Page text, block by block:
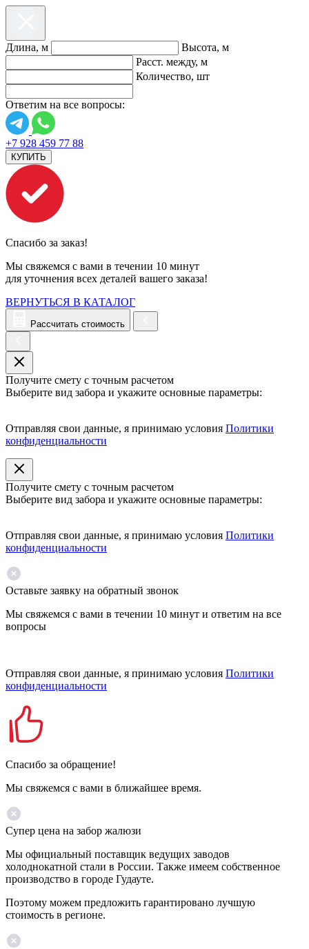
Длина, м
Высота, м
Расст. между, м
Количество, шт
Ответим на все вопросы:
+7 928 459 77 88
КУПИТЬ
Спасибо за заказ!
Мы свяжемся с вами в течении 10 минут
для уточнения всех деталей вашего заказа!
ВЕРНУТЬСЯ В КАТАЛОГ
Рассчитать стоимость
Получите смету с точным расчетом
Выберите вид забора и укажите основные параметры:
Отправляя свои данные, я принимаю условия Политики
конфиденциальности
Получите смету с точным расчетом
Выберите вид забора и укажите основные параметры:
Отправляя свои данные, я принимаю условия Политики
конфиденциальности
Оставьте заявку на обратный звонок
Мы свяжемся с вами в течении 10 минут и ответим на все
вопросы
Отправляя свои данные, я принимаю условия Политики
конфиденциальности
Спасибо за обращение!
Мы свяжемся с вами в ближайшее время.
Супер цена на забор жалюзи
Мы официальный поставщик ведущих заводов
холоднокатной стали в России. Также имеем собственное
производство в городе Гудауте.
Поэтому можем предложить гарантировано лучшую
стоимость в регионе.